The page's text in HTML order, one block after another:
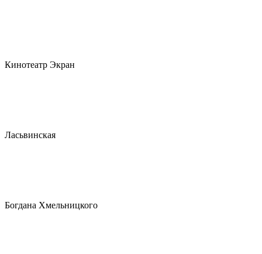
Кинотеатр Экран
Ласьвинская
Богдана Хмельницкого